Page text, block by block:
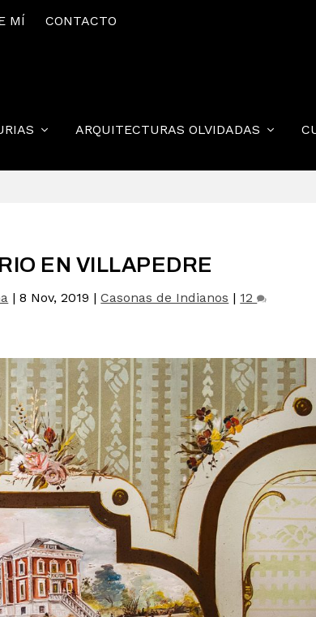
MÍ CONTACTO
ARQUITECTURAS OLVIDADAS
EN VILLAPEDRE
|8 Nov, 2019 |Casonas de Indianos | 12